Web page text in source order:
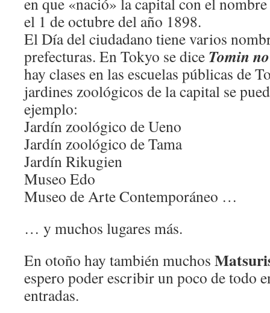
el 1 de octubre del año 1898.
El Día del ciudadano tiene varios
prefecturas. En Tokyo se dice Tomin
hay clases en las escuelas públicas de
jardines zoológicos de la capital se
ejemplo:
Jardín zoológico de Ueno
Jardín zoológico de Tama
Jardín Rikugien
Museo Edo
Museo de Arte Contemporáneo …
… y muchos lugares más.
En otoño hay también muchos
espero poder escribir un poco de todo
entradas.